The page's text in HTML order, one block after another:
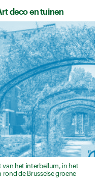
deco en tuinen
van het interbellum, in het
rond de Brusselse groene